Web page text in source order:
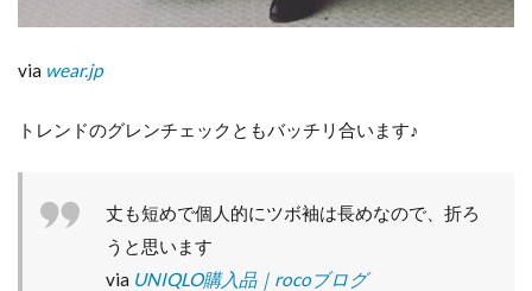
via wear.jp
トレンドのグレンチェックともバッチリ合います♪
丈も短めで個人的にツボ袖は長めなので、折ろ
うと思います
via UNIQLO購入品｜rocoブログ